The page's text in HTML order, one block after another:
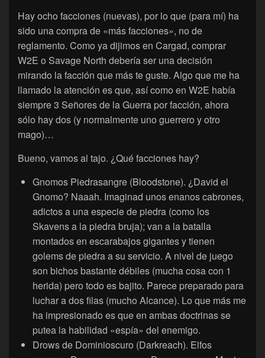
Hay ocho facciones (nuevas), por lo que (para mí) ha
sido una compra de «más facciones», no de
reglamento. Como ya dijimos en Cargad, comprar
W2E o Savage North debería ser una decisión
mirando la facción que más te guste. Algo que me ha
llamado la atención es que, así como en W2E había
siempre 3 Señores de la Guerra por facción, ahora
sólo hay dos (y normalmente uno guerrero y otro
mago)…
Bueno, vamos al tajo. ¿Qué facciones hay?
Gnomos Piedrasangre (Bloodstone). ¿David el
Gnomo? Naaah. Imaginad unos enanos cabrones,
adictos a una especie de piedra (como los
Skavens a la piedra bruja); van a la batalla
montados en escarabajos gigantes y tienen
golems de piedra a su servicio. A nivel de juego
son bichos bastante débiles (mucha cosa con 1
herida) pero todo es bajito. Parece preparado para
luchar a dos filas (mucho Alcance). Lo que más me
ha impresionado es que en ambas doctrinas se
putea la habilidad «espía» del enemigo.
Drows de Dominioscuro (Darkreach). Elfos